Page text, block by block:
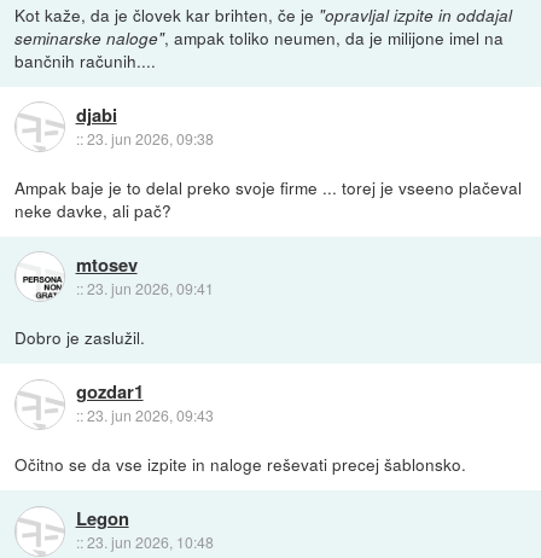
Kot kaže, da je človek kar brihten, če je "opravljal izpite in oddajal
seminarske naloge", ampak toliko neumen, da je milijone imel na
bančnih računih....
djabi
::23. jun 2026, 09:38
Ampak baje je to delal preko svoje firme ... torej je vseeno plačeval
neke davke, ali pač?
mtosev
::23. jun 2026, 09:41
Dobro je zaslužil.
gozdar1
::23. jun 2026, 09:43
Očitno se da vse izpite in naloge reševati precej šablonsko.
Legon
::23. jun 2026, 10:48